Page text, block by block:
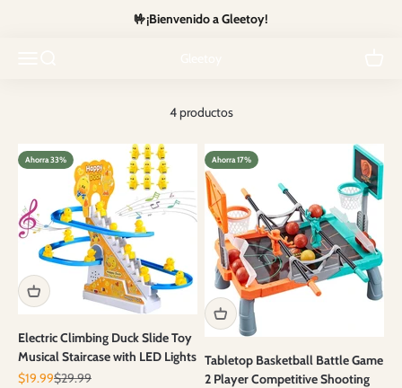
🤟¡Bienvenido a Gleetoy!
4 productos
Ahorra 33%
Electric Climbing Duck Slide Toy
Musical Staircase with LED Lights
Precio de oferta
$19.99Precio normal
$29.99
Ahorra 17%
Tabletop Basketball Battle Game
2 Player Competitive Shooting